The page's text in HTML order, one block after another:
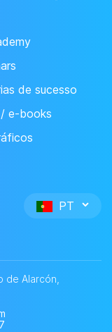
de sucesso
/ e-books
de Alarcón,
PT